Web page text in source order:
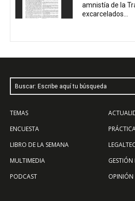
amnistía de la
excarcelados...
Buscar: Escribe aquí tu búsqueda
TEMAS
ENCUESTA
LIBRO DE LA SEMANA
MULTIMEDIA
PODCAST
GESTIÓN
OPINIÓN